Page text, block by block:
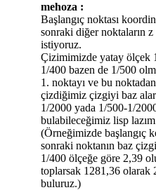
mehoza :
Başlangıç noktası
sonraki diğer noktaların
istiyoruz.
Çizimimizde yatay ölçek
1/400 bazen de 1/500
1. noktayı ve bu
çizdiğimiz çizgiyi baz
1/2000 yada 1/500-1/
bulabileceğimiz lisp lazım
(Örneğimizde başlangıç
sonraki noktanın baz
1/400 ölçeğe göre 2,39
toplarsak 1281,36 olarak
buluruz.)